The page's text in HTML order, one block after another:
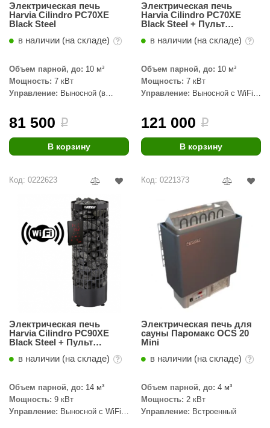
Термо
печи
камень
ecology
Электрическая печь
Harvia Cilindro PC70XE
Black Steel
в наличии (на складе)
Объем парной, до: 10 м³
Мощность: 7 кВт
Управление: Выносной (в
81 500 i
В корзину
Электрическая печь
Harvia Cilindro PC70XE
Black Steel + Пульт
в наличии (на складе)
Объем парной, до: 10 м³
Мощность: 7 кВт
Управление: Выносной с WiFi
121 000 i
В корзину
Код: 0222623
Электрическая печь
Harvia Cilindro PC90XE
Black Steel + Пульт
в наличии (на складе)
Объем парной, до: 14 м³
Мощность: 9 кВт
Управление: Выносной с WiFi
Код: 0221373
Электрическая печь для
сауны Паромакс OCS 20
Mini
в наличии (на складе)
Объем парной, до: 4 м³
Мощность: 2 кВт
Управление: Встроенный